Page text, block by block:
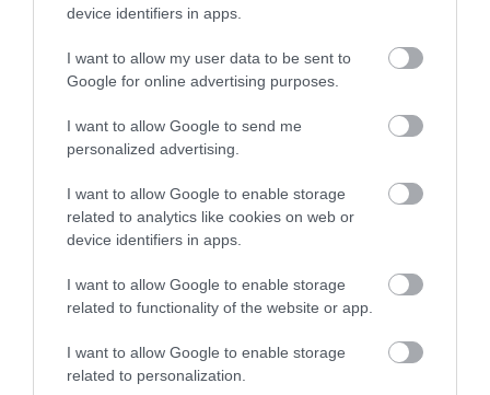
device identifiers in apps.
I want to allow my user data to be sent to
Google for online advertising purposes.
I want to allow Google to send me
personalized advertising.
I want to allow Google to enable storage
related to analytics like cookies on web or
device identifiers in apps.
I want to allow Google to enable storage
related to functionality of the website or app.
I want to allow Google to enable storage
related to personalization.
Három nap játék, mese, alkotás és közös élmények a Hajógyári-
www.gyereksziget.hu
tükrözik. A szerkesztőség mindössze a hírek publikációjával foglalkozik, a
kommenteket nem tudja befolyásolni - azok az olvasók személyes véleményét
tartalmazzák.
Kérjük, kulturáltan, mások személyiségi jogainak és jó hírnevének tiszteletben